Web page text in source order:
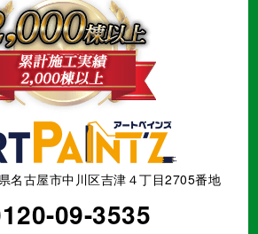
名古屋市中川区吉津４丁目2705番地
09-3535